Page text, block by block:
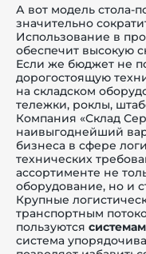
А вот модель стола-
значительно
Использование в
обеспечит высокую
Если же бюджет не
дорогостоящую
на складском
тележки, роклы,
Компания «Склад
наивыгоднейший
бизнеса в сфере
технических
ассортименте не
оборудование, но и
Крупные
транспортным
пользуются
система